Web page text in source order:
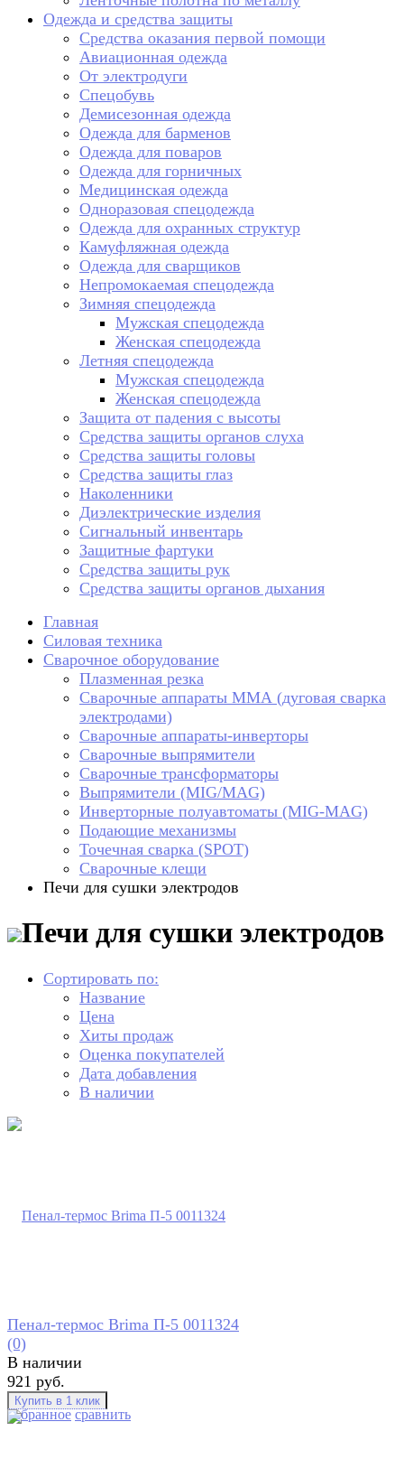
Одежда и средства защиты
Средства оказания первой помощи
Авиационная одежда
От электродуги
Спецобувь
Демисезонная одежда
Одежда для барменов
Одежда для поваров
Одежда для горничных
Медицинская одежда
Одноразовая спецодежда
Одежда для охранных структур
Камуфляжная одежда
Одежда для сварщиков
Непромокаемая спецодежда
Зимняя спецодежда
Мужская спецодежда
Женская спецодежда
Летняя спецодежда
Мужская спецодежда
Женская спецодежда
Защита от падения с высоты
Средства защиты органов слуха
Средства защиты головы
Средства защиты глаз
Наколенники
Диэлектрические изделия
Сигнальный инвентарь
Защитные фартуки
Средства защиты рук
Средства защиты органов дыхания
Главная
Силовая техника
Сварочное оборудование
Плазменная резка
Сварочные аппараты ММА (дуговая сварка
электродами)
Сварочные аппараты-инверторы
Сварочные выпрямители
Сварочные трансформаторы
Выпрямители (MIG/MAG)
Инверторные полуавтоматы (MIG-MAG)
Подающие механизмы
Точечная сварка (SPOT)
Сварочные клещи
Печи для сушки электродов
Печи для сушки электродов
Сортировать по:
Название
Цена
Хиты продаж
Оценка покупателей
Дата добавления
В наличии
избранное сравнить
Пенал-термос Brima П-5 0011324
(0)
В наличии
921 руб.